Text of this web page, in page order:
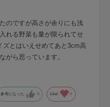
のですが高さが余りにも浅
れる野菜も量が限られてせ
ズとはいえせめてあと3cm高
がら思っています。
参考になった 0 Like! 0